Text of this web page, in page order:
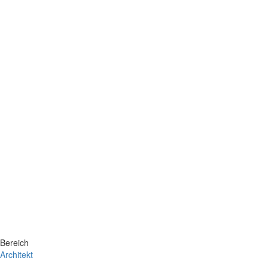
Bereich
Architekt